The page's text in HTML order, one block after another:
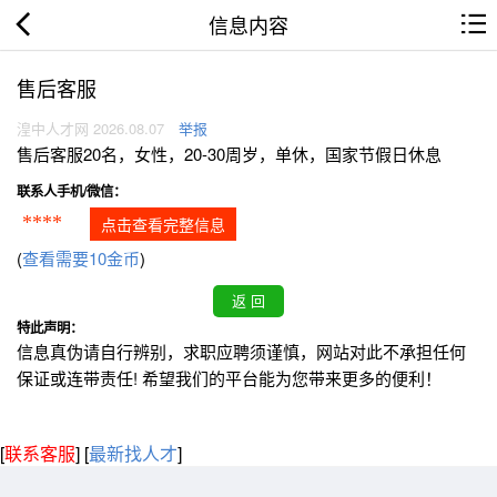
信息内容
售后客服
湟中人才网 2026.08.07 举报
售后客服20名，女性，20-30周岁，单休，国家节假日休息
联系人手机/微信：
**** 点击查看完整信息
(查看需要10金币)
特此声明：
信息真伪请自行辨别，求职应聘须谨慎，网站对此不承担任何
保证或连带责任! 希望我们的平台能为您带来更多的便利！
[联系客服] [最新找人才]